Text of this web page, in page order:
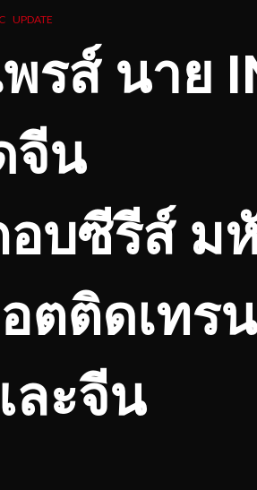
UPDATE
ส์ นาย
จีน
อบซีรีส์ ม
ตติดเทร
ละจีน